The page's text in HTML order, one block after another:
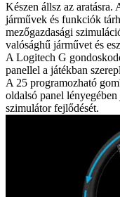
Készen állsz az
járművek és funkciók
mezőgazdasági
valósághű járművet és
A Logitech G
panellel a játékban
A 25 programozható
oldalsó panel
szimulátor fejlődését.